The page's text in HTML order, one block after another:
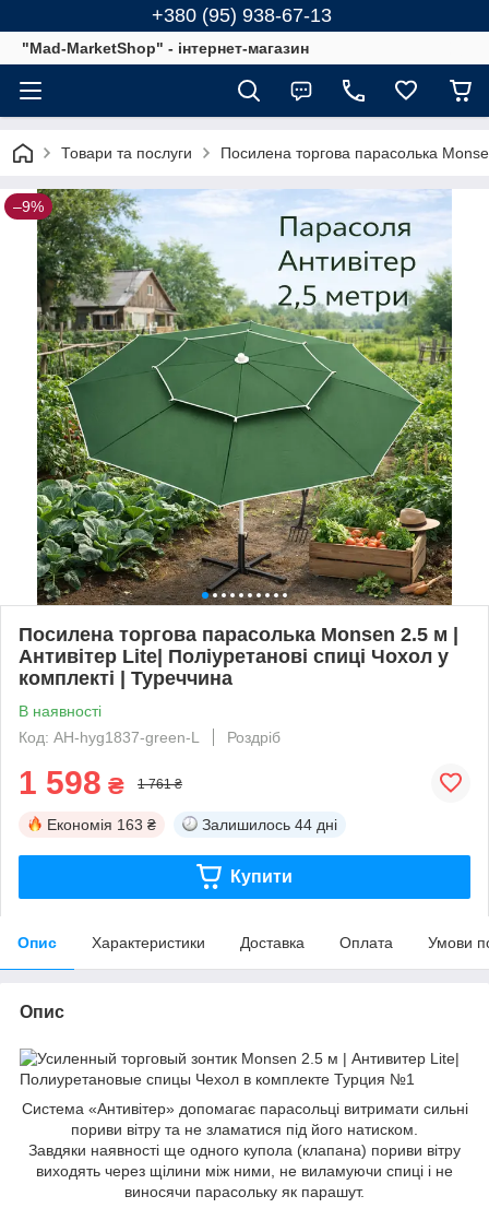
+380 (95) 938-67-13
"Mad-MarketShop" - інтернет-магазин
Товари та послуги Посилена торгова парасолька
–9%
Посилена торгова парасолька Monsen 2.5 м |
Антивітер Lite| Поліуретанові спиці Чохол у
комплекті | Туреччина
В наявності
Код: AH-hyg1837-green-L
Роздріб
1 598 ₴ 1 761 ₴
Економія 163 ₴ Залишилось 44 дні
Купити
Опис Характеристики Доставка Оплата Умови
Опис
Система «Антивітер» допомагає парасольці витримати сильні
пориви вітру та не зламатися під його натиском.
Завдяки наявності ще одного купола (клапана) пориви вітру
виходять через щілини між ними, не виламуючи спиці і не
виносячи парасольку як парашут.